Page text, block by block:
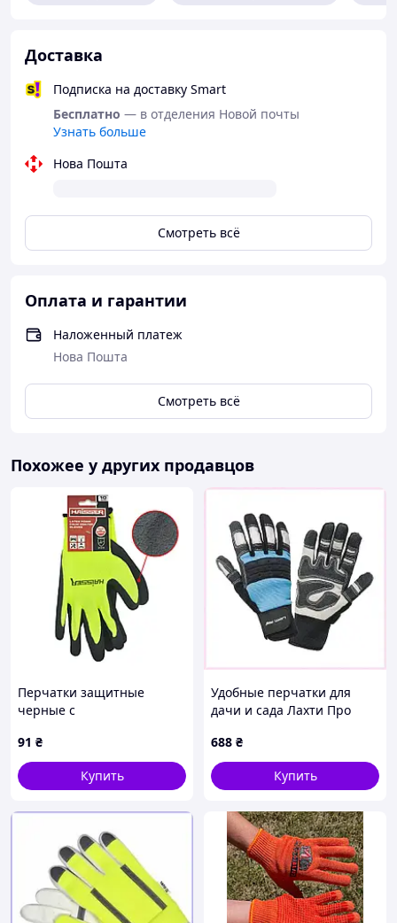
Доставка
Подписка на доставку Smart
Бесплатно — в отделения Новой почты
Узнать больше
Нова Пошта
Смотреть всё
Оплата и гарантии
Наложенный платеж
Нова Пошта
Смотреть всё
Похожее у других продавцов
Перчатки защитные
черные с
(Хаиссер),211429
91 ₴
Купить
Удобные перчатки для
дачи и сада Лахти Про
688 ₴
Купить